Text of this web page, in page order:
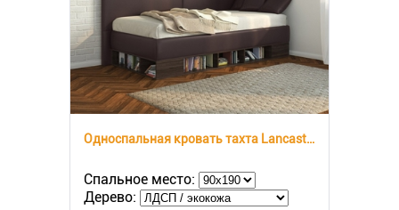
Односпальная кровать тахта Lancaster 1 с ПМ
Спальное место:
Дерево: